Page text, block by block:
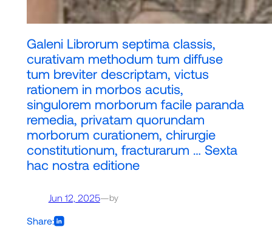
Galeni Librorum septima classis,
curativam methodum tum diffuse
tum breviter descriptam, victus
rationem in morbos acutis,
singulorem morborum facile paranda
remedia, privatam quorundam
morborum curationem, chirurgie
constitutionum, fracturarum … Sexta
hac nostra editione
Jun 12, 2025—by
Share: